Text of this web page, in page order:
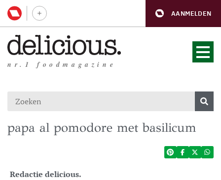
AANMELDEN
nr.1 foodmagazine
papa al pomodore met basilicum
Redactie delicious.